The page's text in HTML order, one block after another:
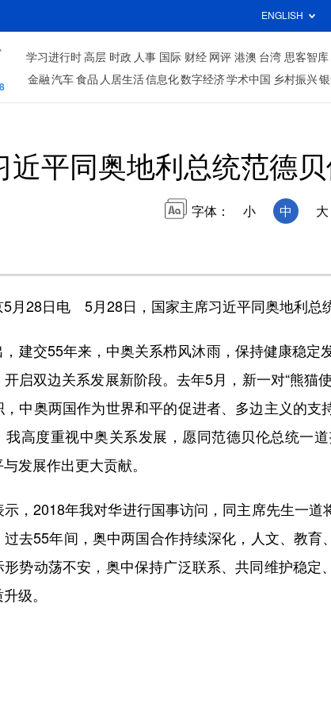
ENGLISH
学习进行时 高层 时政 人事 国际 财经 网评 港澳 台湾 思客智库
金融 汽车 食品 人居生活信息化数字经济学术中国 乡村振兴
近平同奥地利总统范德
字体： 小 中 大
28日电 5月28日，国家主席习近平同奥地利总统
交55年来，中奥关系栉风沐雨，保持健康稳定
启双边关系发展新阶段。去年5月，新一对“熊猫
，中奥两国作为世界和平的促进者、多边主义的
我高度重视中奥关系发展，愿同范德贝伦总统一
发展作出更大贡献。
2018年我对华进行国事访问，同主席先生一道
过去55年间，奥中两国合作持续深化，人文、教
形势动荡不安，奥中保持广泛联系、共同维护稳
级。